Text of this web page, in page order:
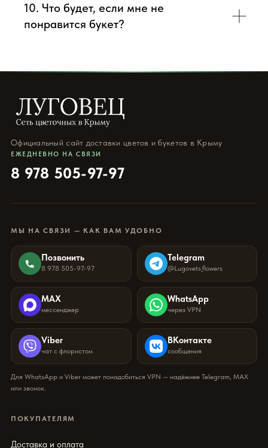
10. Что будет, если мне не
понравится букет?
Официальный сайт доставки цветов и букетов в Крыму
ЕЖЕДНЕВНО НА СВЯЗИ
8 978 505-97-97
МЫ НА СВЯЗИ — КАК ВАМ УДОБНО
Позвонить
8 978 505-97-97
Telegram
@Lugovets_flowers
MAX
мессенджер
WhatsApp
через VPN
Viber
чат с флористом
ВКонтакте
сообщения
Для WhatsApp и Viber может понадобиться VPN — надёжнее Telegram, MAX
или звонок.
ПОКУПАТЕЛЯМ
Доставка и оплата